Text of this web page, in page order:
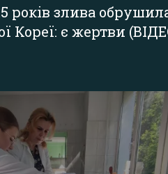
років злива
Кореї: є жертви